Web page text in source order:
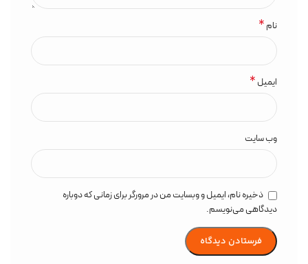
نام *
ایمیل *
وب‌ سایت
ذخیره نام، ایمیل و وبسایت من در مرورگر برای زمانی که دوباره
دیدگاهی می‌نویسم.